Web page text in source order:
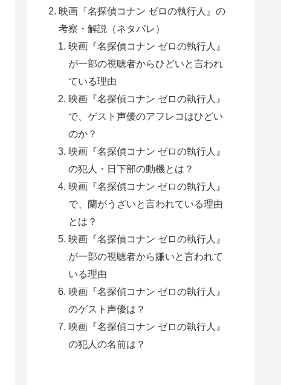
映画『名探偵コナン ゼロの執行人』の
考察・解説（ネタバレ）
映画『名探偵コナン ゼロの執行人』
が一部の視聴者からひどいと言われ
ている理由
映画『名探偵コナン ゼロの執行人』
で、ゲスト声優のアフレコはひどい
のか？
映画『名探偵コナン ゼロの執行人』
の犯人・日下部の動機とは？
映画『名探偵コナン ゼロの執行人』
で、蘭がうざいと言われている理由
とは？
映画『名探偵コナン ゼロの執行人』
が一部の視聴者から嫌いと言われて
いる理由
映画『名探偵コナン ゼロの執行人』
のゲスト声優は？
映画『名探偵コナン ゼロの執行人』
の犯人の名前は？